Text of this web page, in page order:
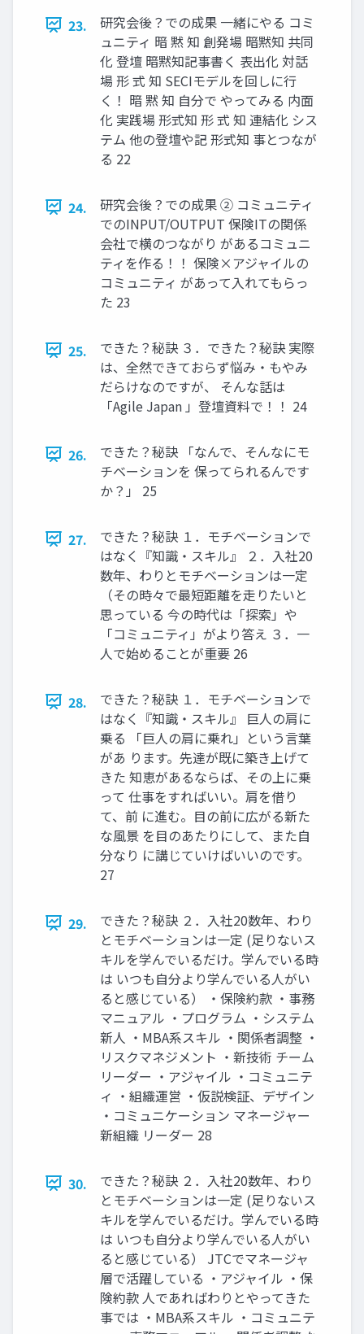
23.
研究会後？での成果 一緒にやる コミ
ュニティ 暗 黙 知 創発場 暗黙知 共同
化 登壇 暗黙知記事書く 表出化 対話
場 形 式 知 SECIモデルを回しに行
く！ 暗 黙 知 自分で やってみる 内面
化 実践場 形式知 形 式 知 連結化 シス
テム 他の登壇や記 形式知 事とつなが
る 22
24.
研究会後？での成果 ② コミュニティ
でのINPUT/OUTPUT 保険ITの関係
会社で横のつながり があるコミュニ
ティを作る！！ 保険×アジャイルの
コミュニティ があって入れてもらっ
た 23
25.
できた？秘訣 ３．できた？秘訣 実際
は、全然できておらず悩み・もやみ
だらけなのですが、 そんな話は
「Agile Japan 」登壇資料で！！ 24
26.
できた？秘訣 「なんで、そんなにモ
チベーションを 保ってられるんです
か？」 25
27.
できた？秘訣 １．モチベーションで
はなく『知識・スキル』 ２．入社20
数年、わりとモチベーションは一定
（その時々で最短距離を走りたいと
思っている 今の時代は「探索」や
「コミュニティ」がより答え ３．一
人で始めることが重要 26
28.
できた？秘訣 １．モチベーションで
はなく『知識・スキル』 巨人の肩に
乗る 「巨人の肩に乗れ」という言葉
があ ります。先達が既に築き上げて
きた 知恵があるならば、その上に乗
って 仕事をすればいい。肩を借り
て、前 に進む。目の前に広がる新た
な風景 を目のあたりにして、また自
分なり に講じていけばいいのです。
27
29.
できた？秘訣 ２．入社20数年、わり
とモチベーションは一定 (足りないス
キルを学んでいるだけ。学んでいる時
は いつも自分より学んでいる人がい
ると感じている） ・保険約款 ・事務
マニュアル ・プログラム ・システム
新人 ・MBA系スキル ・関係者調整 ・
リスクマネジメント ・新技術 チーム
リーダー ・アジャイル ・コミュニテ
ィ ・組織運営 ・仮説検証、デザイン
・コミュニケーション マネージャー
新組織 リーダー 28
30.
できた？秘訣 ２．入社20数年、わり
とモチベーションは一定 (足りないス
キルを学んでいるだけ。学んでいる時
は いつも自分より学んでいる人がい
ると感じている） JTCでマネージャ
層で活躍している ・アジャイル ・保
険約款 人であればわりとやってきた
事では ・MBA系スキル ・コミュニテ